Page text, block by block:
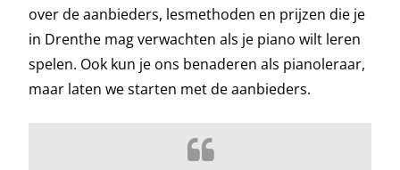
over de aanbieders, lesmethoden en prijzen die je
in Drenthe mag verwachten als je piano wilt leren
spelen. Ook kun je ons benaderen als pianoleraar,
maar laten we starten met de aanbieders.